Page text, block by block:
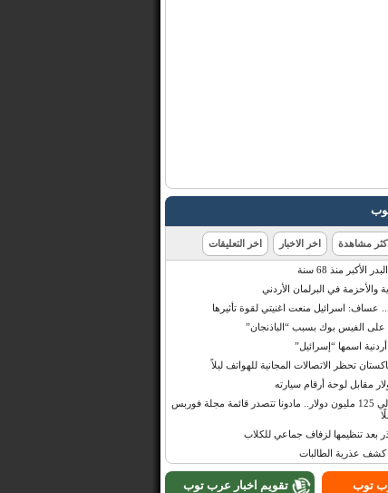
مشاهدة اخر الاخبار اخر التعليقات
منذ 68 سنة
والأحزمة في البرلمان الأردني
عساف: اسرائيل منعت اغنيتي لقوة تأثيرها
على الفيس بوك بسبب “الباذنجان”
اسمها “إسرائيل”
تحظر الاتصالات المجانية للهواتف ليلاً
بإيرادات قدرت بحوالي 125 مليون دولار.. مادونا تتصدر قائمة مجلة فوربس
بعد تنظيمها لزفاف جماعي للكلاب
كشف عذرية الطالبات
تقويم اخبار عرب توب توب